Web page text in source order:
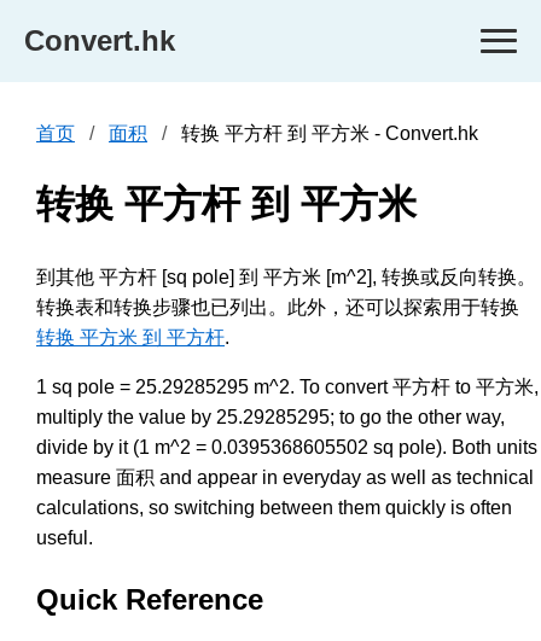
Convert.hk
首页 面积 转换 平方杆 到 平方米 - Convert.hk
转换 平方杆 到 平方米
到其他 平方杆 [sq pole] 到 平方米 [m^2], 转换或反向转换。
转换表和转换步骤也已列出。此外，还可以探索用于转换
转换 平方米 到 平方杆.
1 sq pole = 25.29285295 m^2. To convert 平方杆 to 平方米,
multiply the value by 25.29285295; to go the other way,
divide by it (1 m^2 = 0.0395368605502 sq pole). Both units
measure 面积 and appear in everyday as well as technical
calculations, so switching between them quickly is often
useful.
Quick Reference